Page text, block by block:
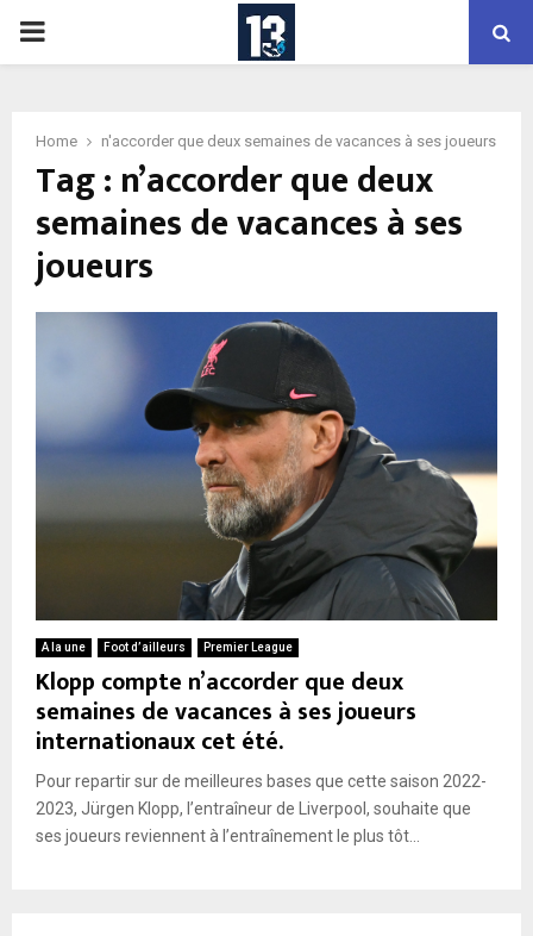
PRIMARY
Home n'accorder que deux semaines de vacances à ses joueurs
Tag : n’accorder que deux
semaines de vacances à ses
joueurs
A la une Foot d’ailleurs Premier League
Klopp compte n’accorder que deux
semaines de vacances à ses joueurs
internationaux cet été.
Pour repartir sur de meilleures bases que cette saison 2022-
2023, Jürgen Klopp, l’entraîneur de Liverpool, souhaite que
ses joueurs reviennent à l’entraînement le plus tôt...